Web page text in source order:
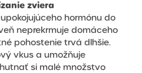
zviera
hormónu do
neprekrmuje domáceho
pohostenie trvá dlhšie.
vkus a umožňuje
si malé množstvo